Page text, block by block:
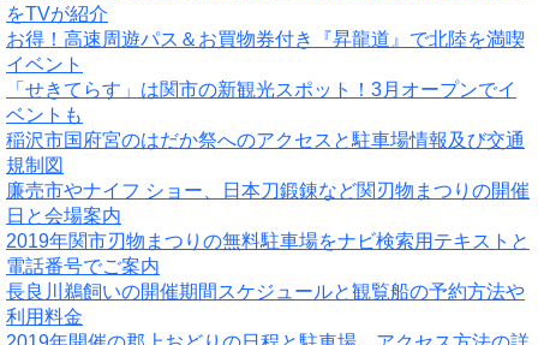
をTVが紹介
お得！高速周遊パス＆お買物券付き『昇龍道』で北陸を満喫
イベント
「せきてらす」は関市の新観光スポット！3月オープンでイ
ベントも
稲沢市国府宮のはだか祭へのアクセスと駐車場情報及び交通
規制図
廉売市やナイフ ショー、日本刀鍛錬など関刃物まつりの開催
日と会場案内
2019年関市刃物まつりの無料駐車場をナビ検索用テキストと
電話番号でご案内
長良川鵜飼いの開催期間スケジュールと観覧船の予約方法や
利用料金